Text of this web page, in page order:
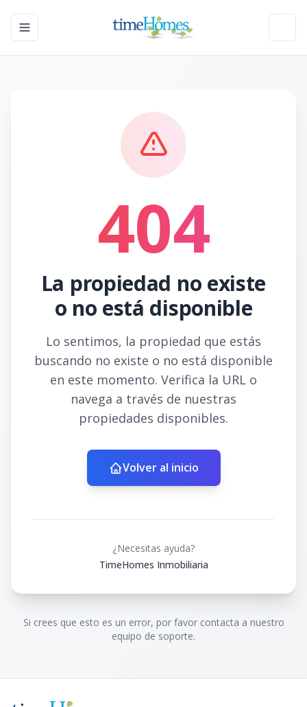
Toggle navigation menu
404
La propiedad no existe
o no está disponible
Lo sentimos, la propiedad que estás
buscando no existe o no está disponible
en este momento. Verifica la URL o
navega a través de nuestras
propiedades disponibles.
Volver al inicio
¿Necesitas ayuda?
TimeHomes Inmobiliaria
Si crees que esto es un error, por favor contacta a nuestro
equipo de soporte.